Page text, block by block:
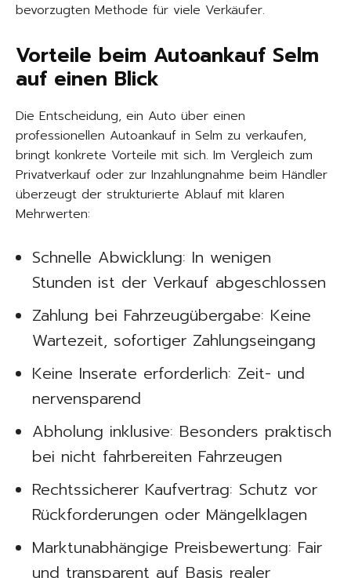
bevorzugten Methode für viele Verkäufer.
Vorteile beim Autoankauf Selm
auf einen Blick
Die Entscheidung, ein Auto über einen
professionellen Autoankauf in Selm zu verkaufen,
bringt konkrete Vorteile mit sich. Im Vergleich zum
Privatverkauf oder zur Inzahlungnahme beim Händler
überzeugt der strukturierte Ablauf mit klaren
Mehrwerten:
Schnelle Abwicklung: In wenigen
Stunden ist der Verkauf abgeschlossen
Zahlung bei Fahrzeugübergabe: Keine
Wartezeit, sofortiger Zahlungseingang
Keine Inserate erforderlich: Zeit- und
nervensparend
Abholung inklusive: Besonders praktisch
bei nicht fahrbereiten Fahrzeugen
Rechtssicherer Kaufvertrag: Schutz vor
Rückforderungen oder Mängelklagen
Marktunabhängige Preisbewertung: Fair
und transparent auf Basis realer